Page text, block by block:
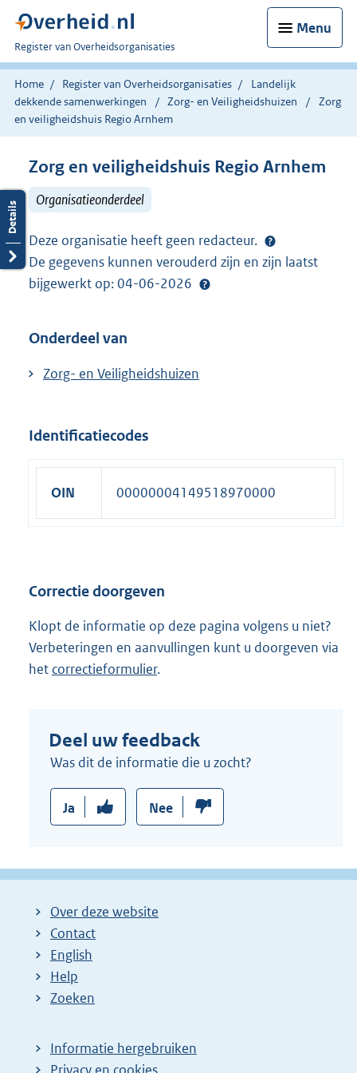
Menu
U
bent
nu
hier:
Register van Overheidsorganisaties
Home Register van Overheidsorganisaties
Landelijk
dekkende samenwerkingen
Zorg- en Veiligheidshuizen
Zorg
en veiligheidshuis Regio Arnhem
Zorg en veiligheidshuis Regio Arnhem
Organisatieonderdeel
Deze organisatie heeft geen redacteur.
De gegevens kunnen verouderd zijn en zijn laatst
bijgewerkt op: 04-06-2026
Onderdeel van
Zorg- en Veiligheidshuizen
Identificatiecodes
OIN 00000004149518970000
Correctie doorgeven
Klopt de informatie op deze pagina volgens u niet?
Verbeteringen en aanvullingen kunt u doorgeven via
het correctieformulier.
Deel uw feedback
Was dit de informatie die u zocht?
Ja Nee
Over deze website
Contact
English
Help
Zoeken
Informatie hergebruiken